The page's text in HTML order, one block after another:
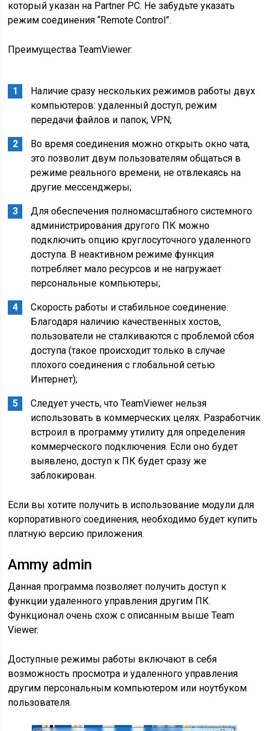
который указан на Partner PC. Не забудьте указать
режим соединения “Remote Control”.
Преимущества TeamViewer:
Наличие сразу нескольких режимов работы двух
компьютеров: удаленный доступ, режим
передачи файлов и папок, VPN;
Во время соединения можно открыть окно чата,
это позволит двум пользователям общаться в
режиме реального времени, не отвлекаясь на
другие мессенджеры;
Для обеспечения полномасштабного системного
администрирования другого ПК можно
подключить опцию круглосуточного удаленного
доступа. В неактивном режиме функция
потребляет мало ресурсов и не нагружает
персональные компьютеры;
Скорость работы и стабильное соединение.
Благодаря наличию качественных хостов,
пользователи не сталкиваются с проблемой сбоя
доступа (такое происходит только в случае
плохого соединения с глобальной сетью
Интернет);
Следует учесть, что TeamViewer нельзя
использовать в коммерческих целях. Разработчик
встроил в программу утилиту для определения
коммерческого подключения. Если оно будет
выявлено, доступ к ПК будет сразу же
заблокирован.
Если вы хотите получить в использование модули для
корпоративного соединения, необходимо будет купить
платную версию приложения.
Ammy admin
Данная программа позволяет получить доступ к
функции удаленного управления другим ПК.
Функционал очень схож с описанным выше Team
Viewer.
Доступные режимы работы включают в себя
возможность просмотра и удаленного управления
другим персональным компьютером или ноутбуком
пользователя.